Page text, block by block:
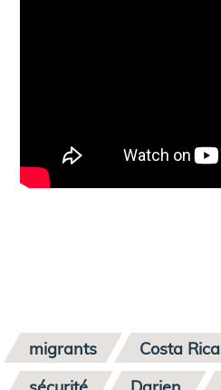
migrants Costa Rica